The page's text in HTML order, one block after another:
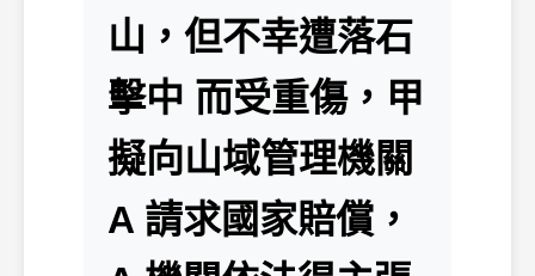
山，但不幸遭落石
擊中 而受重傷，甲
擬向山域管理機關
A 請求國家賠償，